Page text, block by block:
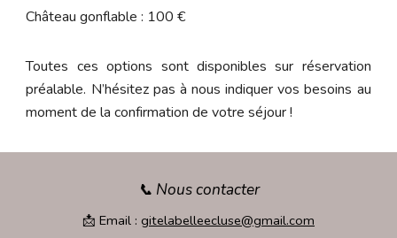
Château gonflable : 100 €
Toutes ces options sont disponibles sur réservation
préalable. N’hésitez pas à nous indiquer vos besoins au
moment de la confirmation de votre séjour !
📞 Nous contacter
📩 Email : gitelabelleecluse@gmail.com